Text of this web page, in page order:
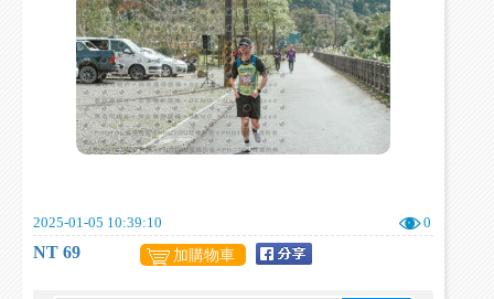
2025-01-05 10:39:10 0
NT 69 加購物車